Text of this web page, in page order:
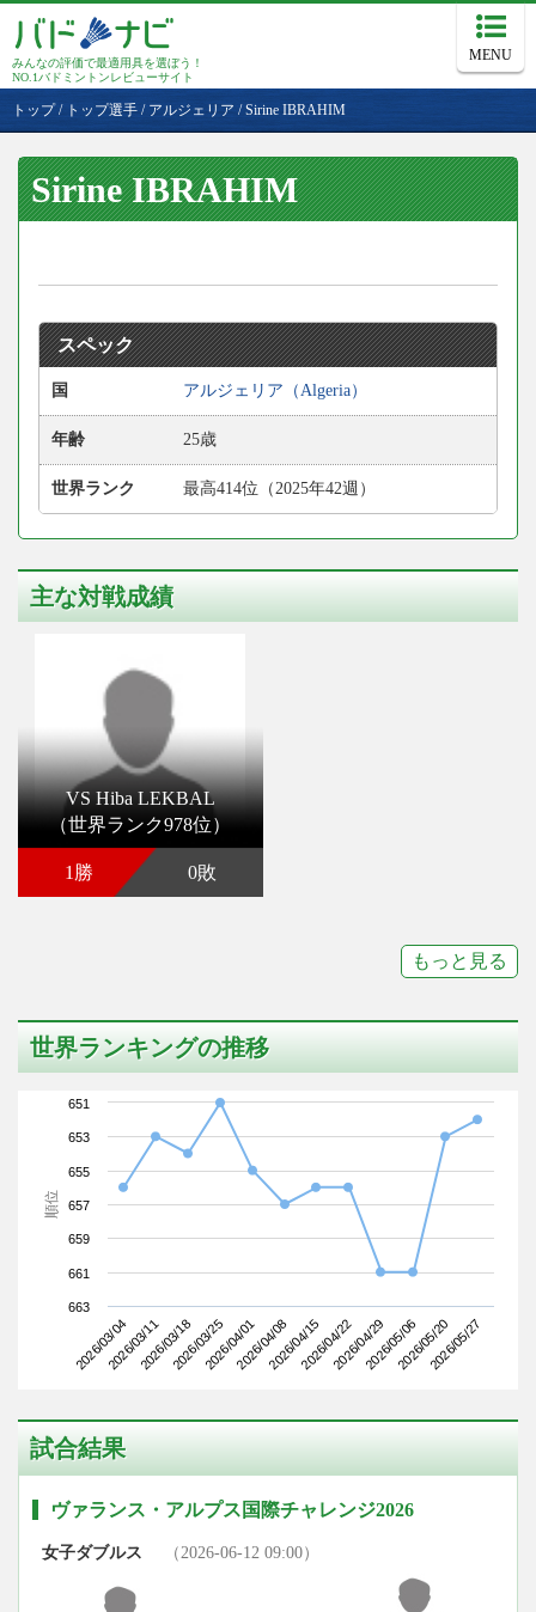
みんなの評価で最適用具を選ぼう！
NO.1バドミントンレビューサイト
MENU
トップ/ トップ選手 / アルジェリア /Sirine IBRAHIM
Sirine IBRAHIM
スペック
国 アルジェリア（Algeria）
年齢 25歳
世界ランク 最高414位（2025年42週）
主な対戦成績
VS Hiba LEKBAL
（世界ランク978位）
1勝 0敗
もっと見る
世界ランキングの推移
順位
2026/03/042026/03/112026/03/182026/03/252026/04/012026/04/082026/04/152026/04/222026/04/292026/05/062026/05/202026/05/27
651
653
655
657
659
661
663
試合結果
ヴァランス・アルプス国際チャレンジ2026
女子ダブルス （2026-06-12 09:00）